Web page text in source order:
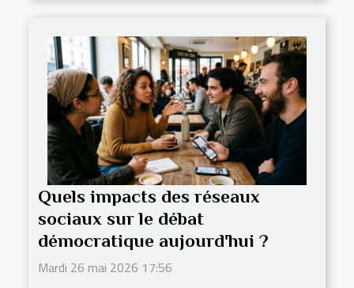
Quels impacts des réseaux
sociaux sur le débat
démocratique aujourd'hui ?
Mardi 26 mai 2026 17:56